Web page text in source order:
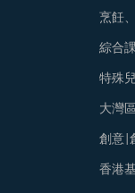
烹飪
綜合
特殊
大灣
創意|
香港